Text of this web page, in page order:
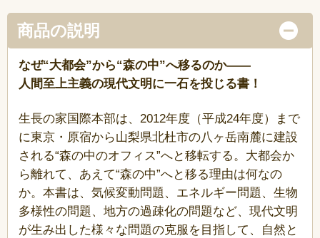
商品の説明
なぜ“大都会”から“森の中”へ移るのか――
人間至上主義の現代文明に一石を投じる書！
生長の家国際本部は、2012年度（平成24年度）まで
に東京・原宿から山梨県北杜市の八ヶ岳南麓に建設
される“森の中のオフィス”へと移転する。大都会か
ら離れて、あえて“森の中”へと移る理由は何なの
か。本書は、気候変動問題、エネルギー問題、生物
多様性の問題、地方の過疎化の問題など、現代文明
が生み出した様々な問題の克服を目指して、自然と